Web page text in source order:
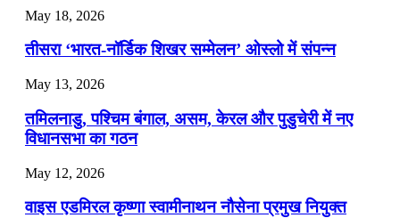
July 19, 2026
📝 डेली करेंट अफेयर्स: 16-18 जुलाई 2026
July 16, 2026
📝 डेली करेंट अफेयर्स: 13-15 जुलाई 2026
May 18, 2026
तीसरा ‘भारत-नॉर्डिक शिखर सम्मेलन’ ओस्लो में संपन्न
May 13, 2026
तमिलनाडु, पश्चिम बंगाल, असम, केरल और पुडुचेरी में नए
विधानसभा का गठन
May 12, 2026
वाइस एडमिरल कृष्णा स्वामीनाथन नौसेना प्रमुख नियुक्त